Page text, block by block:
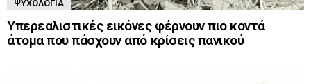
ΨΥΧΟΛΟΓΊΑ
Υπερεαλιστικές εικόνες φέρνουν πιο κοντά
άτομα που πάσχουν από κρίσεις πανικού